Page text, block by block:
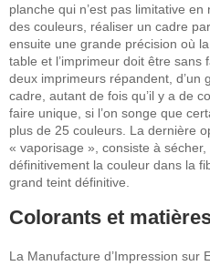
planche qui n’est pas limitative
des couleurs, réaliser un cadre
ensuite une grande précision où
table et l’imprimeur doit être sans
deux imprimeurs répandent, d’un
cadre, autant de fois qu’il y a de
faire unique, si l’on songe que
plus de 25 couleurs. La dernière
« vaporisage », consiste à
définitivement la couleur dans la
grand teint définitive.
Colorants et
La Manufacture d’Impression sur